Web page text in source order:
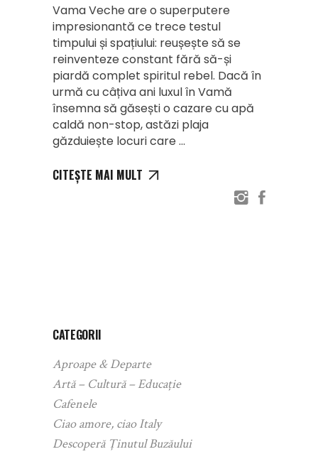
Vama Veche are o superputere
impresionantă ce trece testul
timpului și spațiului: reușește să se
reinventeze constant fără să-și
piardă complet spiritul rebel. Dacă în
urmă cu câțiva ani luxul în Vamă
însemna să găsești o cazare cu apă
caldă non-stop, astăzi plaja
găzduiește locuri care
CITEȘTE MAI MULT
CATEGORII
Aproape & Departe
Artă – Cultură – Educație
Cafenele
Ciao amore, ciao Italy
Descoperă Ținutul Buzăului